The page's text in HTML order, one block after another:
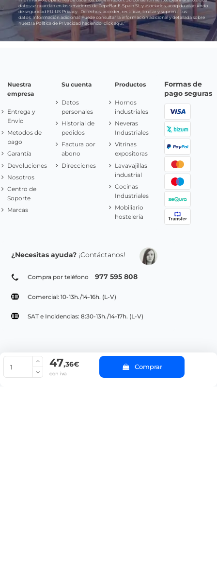
47,36€
con iva
Comprar
datos se guardan en los servidores de PepeBar E-Spain SL y asociados, acogido al acuerdo
de seguridad EU-US Privacy.
Derechos: acceder, rectificar, limitar y suprimir tus
datos. Información adicional:Puede consultar la información adicional y detallada sobre
nuestra Política de Privacidad haciendoclick aquí.
Nuestra
empresa
Entrega y
Envío
Metodos de
pago
Garantía
Devoluciones
Nosotros
Centro de
Soporte
Marcas
Su cuenta
Datos
personales
Historial de
pedidos
Factura por
abono
Direcciones
Productos
Hornos
industriales
Neveras
Industriales
Vitrinas
expositoras
Lavavajillas
industrial
Cocinas
Industriales
Mobiliario
hostelería
Formas de
pago seguras
¿Necesitas ayuda? ¡Contáctanos!
Compra por teléfono 977 595 808
Comercial: 10-13h./14-16h. (L-V)
SAT e Incidencias: 8:30-13h./14-17h. (L-V)
© Copyright 2022 PepeBar.com |
Aviso legal y
Condiciones generales de compra |
Blog